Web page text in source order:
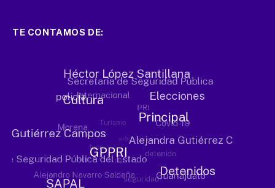
TE CONTAMOS DE: